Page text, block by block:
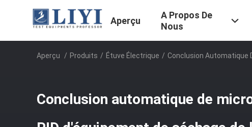
Aperçu
A Propos De
Nous
Aperçu / Produits / Étuve Électrique / Conclusion Automatique
Conclusion automatique de